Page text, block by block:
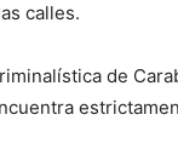
calles.
de